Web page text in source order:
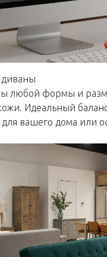
любой формы и
Идеальный
для вашего дома или